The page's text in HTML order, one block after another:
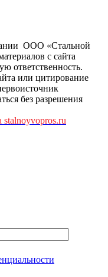
ООО «Стальной
с сайта
ответственность.
или цитирование
без разрешения
stalnoyvopros.ru